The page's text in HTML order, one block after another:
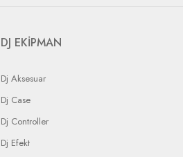
DJ EKİPMAN
Dj Aksesuar
Dj Case
Dj Controller
Dj Efekt